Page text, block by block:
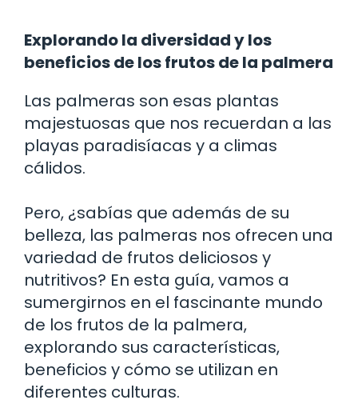
Explorando la diversidad y los
beneficios de los frutos de la palmera
Las palmeras son esas plantas
majestuosas que nos recuerdan a las
playas paradisíacas y a climas
cálidos.
Pero, ¿sabías que además de su
belleza, las palmeras nos ofrecen una
variedad de frutos deliciosos y
nutritivos? En esta guía, vamos a
sumergirnos en el fascinante mundo
de los frutos de la palmera,
explorando sus características,
beneficios y cómo se utilizan en
diferentes culturas.